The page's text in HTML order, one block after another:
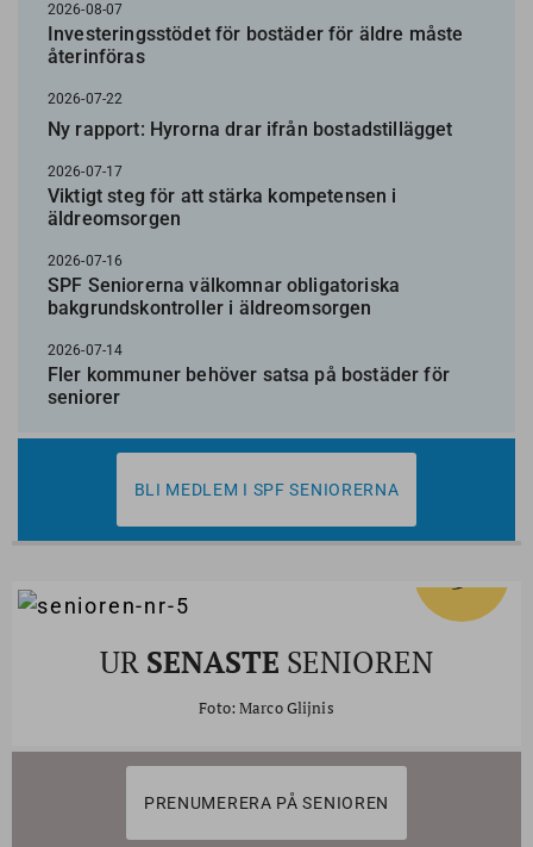
2026-08-07
Investeringsstödet för bostäder för äldre måste
återinföras
2026-07-22
Ny rapport: Hyrorna drar ifrån bostadstillägget
2026-07-17
Viktigt steg för att stärka kompetensen i
äldreomsorgen
2026-07-16
SPF Seniorerna välkomnar obligatoriska
bakgrundskontroller i äldreomsorgen
2026-07-14
Fler kommuner behöver satsa på bostäder för
seniorer
BLI MEDLEM I SPF SENIORERNA
5
UR SENASTE SENIOREN
Foto: Marco Glijnis
PRENUMERERA PÅ SENIOREN